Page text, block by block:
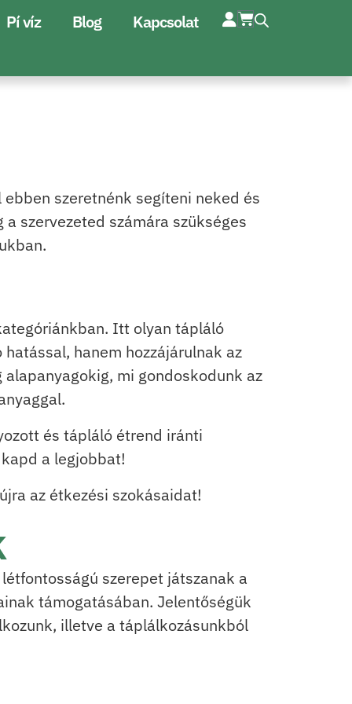
Pí víz Blog Kapcsolat
szeretnénk segíteni neked és
szervezeted számára szükséges
Itt olyan tápláló
hanem hozzájárulnak az
mi gondoskodunk az
és tápláló étrend iránti
a legjobbat!
az étkezési szokásaidat!
szerepet játszanak a
támogatásában. Jelentőségük
illetve a táplálkozásunkból